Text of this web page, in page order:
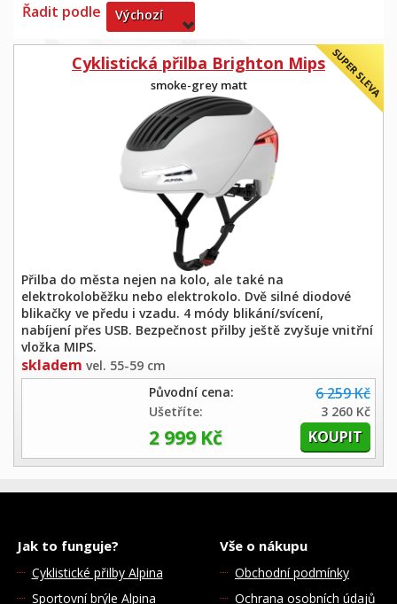
Řadit podle Výchozí
Cyklistická přilba Brighton Mips
smoke-grey matt
Přilba do města nejen na kolo, ale také na
elektrokoloběžku nebo elektrokolo. Dvě silné diodové
blikačky ve předu i vzadu. 4 módy blikání/svícení,
nabíjení přes USB. Bezpečnost přilby ještě zvyšuje vnitřní
vložka MIPS.
skladem vel. 55-59 cm
Původní cena:
6 259 Kč
Ušetříte: 3 260 Kč
2 999 Kč
Jak to funguje?
Cyklistické přilby Alpina
Sportovní brýle Alpina
Vše o nákupu
Obchodní podmínky
Ochrana osobních údajů